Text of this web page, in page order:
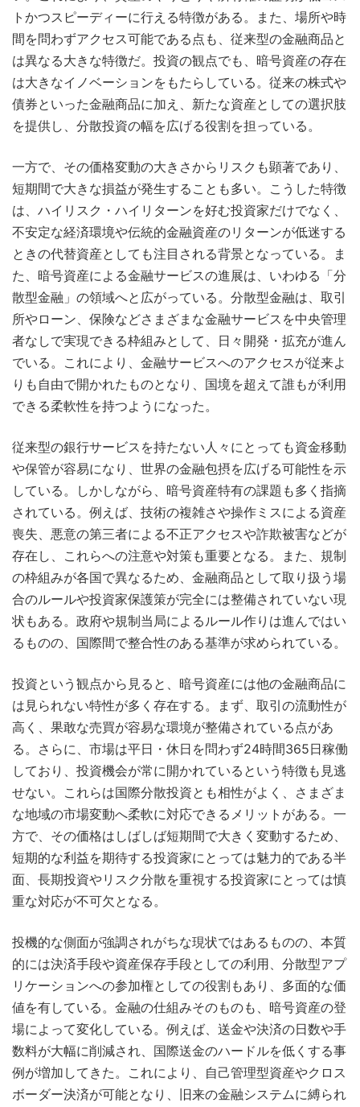
トかつスピーディーに行える特徴がある。また、場所や時
間を問わずアクセス可能である点も、従来型の金融商品と
は異なる大きな特徴だ。投資の観点でも、暗号資産の存在
は大きなイノベーションをもたらしている。従来の株式や
債券といった金融商品に加え、新たな資産としての選択肢
を提供し、分散投資の幅を広げる役割を担っている。
一方で、その価格変動の大きさからリスクも顕著であり、
短期間で大きな損益が発生することも多い。こうした特徴
は、ハイリスク・ハイリターンを好む投資家だけでなく、
不安定な経済環境や伝統的金融資産のリターンが低迷する
ときの代替資産としても注目される背景となっている。ま
た、暗号資産による金融サービスの進展は、いわゆる「分
散型金融」の領域へと広がっている。分散型金融は、取引
所やローン、保険などさまざまな金融サービスを中央管理
者なしで実現できる枠組みとして、日々開発・拡充が進ん
でいる。これにより、金融サービスへのアクセスが従来よ
りも自由で開かれたものとなり、国境を超えて誰もが利用
できる柔軟性を持つようになった。
従来型の銀行サービスを持たない人々にとっても資金移動
や保管が容易になり、世界の金融包摂を広げる可能性を示
している。しかしながら、暗号資産特有の課題も多く指摘
されている。例えば、技術の複雑さや操作ミスによる資産
喪失、悪意の第三者による不正アクセスや詐欺被害などが
存在し、これらへの注意や対策も重要となる。また、規制
の枠組みが各国で異なるため、金融商品として取り扱う場
合のルールや投資家保護策が完全には整備されていない現
状もある。政府や規制当局によるルール作りは進んではい
るものの、国際間で整合性のある基準が求められている。
投資という観点から見ると、暗号資産には他の金融商品に
は見られない特性が多く存在する。まず、取引の流動性が
高く、果敢な売買が容易な環境が整備されている点があ
る。さらに、市場は平日・休日を問わず24時間365日稼働
しており、投資機会が常に開かれているという特徴も見逃
せない。これらは国際分散投資とも相性がよく、さまざま
な地域の市場変動へ柔軟に対応できるメリットがある。一
方で、その価格はしばしば短期間で大きく変動するため、
短期的な利益を期待する投資家にとっては魅力的である半
面、長期投資やリスク分散を重視する投資家にとっては慎
重な対応が不可欠となる。
投機的な側面が強調されがちな現状ではあるものの、本質
的には決済手段や資産保存手段としての利用、分散型アプ
リケーションへの参加権としての役割もあり、多面的な価
値を有している。金融の仕組みそのものも、暗号資産の登
場によって変化している。例えば、送金や決済の日数や手
数料が大幅に削減され、国際送金のハードルを低くする事
例が増加してきた。これにより、自己管理型資産やクロス
ボーダー決済が可能となり、旧来の金融システムに縛られ